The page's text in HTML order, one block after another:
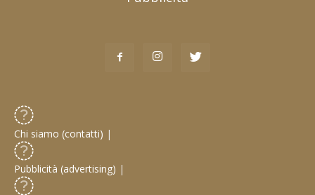
Chi siamo (contatti) |
Pubblicità (advertising) |